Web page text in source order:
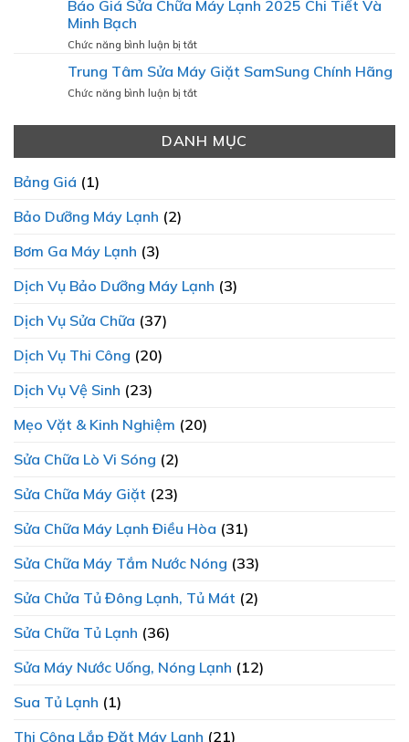
VI
SAO
SỰ
MINH
BẠCH
TIÊN
HÀNG
GIÁ
CHỮA
GIẶT
THÀNH
PHÁT
Báo Giá Sửa Chữa Máy Lạnh 2025 Chi Tiết Và
Minh Bạch
Chức năng bình luận bị tắtở
Giá
Sửa
Lạnh
Trung Tâm Sửa Máy Giặt SamSung Chính Hãng
Chức năng bình luận bị tắtở
Tâm
Sửa
DANH MỤC
Bảng Giá (1)
Bảo Dưỡng Máy Lạnh (2)
Bơm Ga Máy Lạnh (3)
Dịch Vụ Bảo Dưỡng Máy Lạnh (3)
Dịch Vụ Sửa Chữa (37)
Dịch Vụ Thi Công (20)
Dịch Vụ Vệ Sinh (23)
Mẹo Vặt & Kinh Nghiệm (20)
Sửa Chữa Lò Vi Sóng (2)
Sửa Chữa Máy Giặt (23)
Sửa Chữa Máy Lạnh Điều Hòa (31)
Sửa Chữa Máy Tắm Nước Nóng (33)
Sửa Chửa Tủ Đông Lạnh, Tủ Mát (2)
Sửa Chữa Tủ Lạnh (36)
Sửa Máy Nước Uống, Nóng Lạnh (12)
Sua Tủ Lạnh (1)
Thi Công Lắp Đặt Máy Lạnh (21)